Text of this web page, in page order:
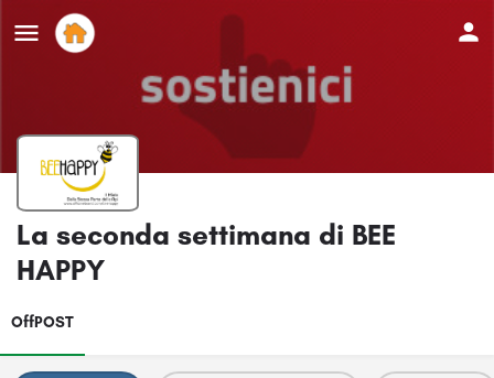
La seconda settimana di BEE
HAPPY
OffPOST